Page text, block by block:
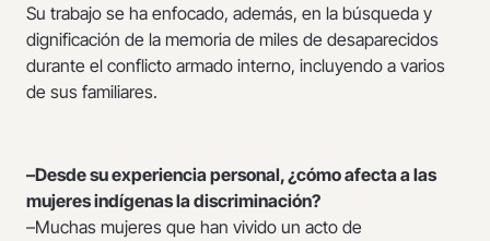
Su trabajo se ha enfocado, además, en la búsqueda y
dignificación de la memoria de miles de desaparecidos
durante el conflicto armado interno, incluyendo a varios
de sus familiares.
–Desde su experiencia personal, ¿cómo afecta a las
mujeres indígenas la discriminación?
–Muchas mujeres que han vivido un acto de